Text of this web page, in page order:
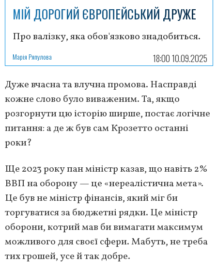
МІЙ ДОРОГИЙ ЄВРОПЕЙСЬКИЙ ДРУЖЕ
Про валізку, яка обов'язково знадобиться.
Марія Ряпулова 18:00 10.09.2025
Дуже вчасна та влучна промова. Насправді
кожне слово було виваженим. Та, якщо
розгорнути цю історію ширше, постає логічне
питання: а де ж був сам Крозетто останні
роки?
Ще 2023 року пан міністр казав, що навіть 2%
ВВП на оборону — це «нереалістична мета».
Це був не міністр фінансів, який міг би
торгуватися за бюджетні рядки. Це міністр
оборони, котрий мав би вимагати максимум
можливого для своєї сфери. Мабуть, не треба
тих грошей, усе й так добре.